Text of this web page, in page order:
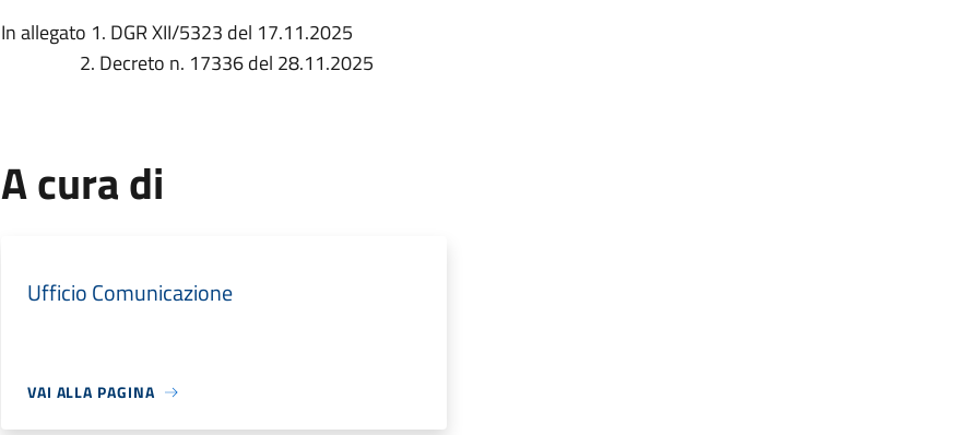
In allegato 1. DGR XII/5323 del 17.11.2025
2. Decreto n. 17336 del 28.11.2025
A cura di
Ufficio Comunicazione
VAI ALLA PAGINA